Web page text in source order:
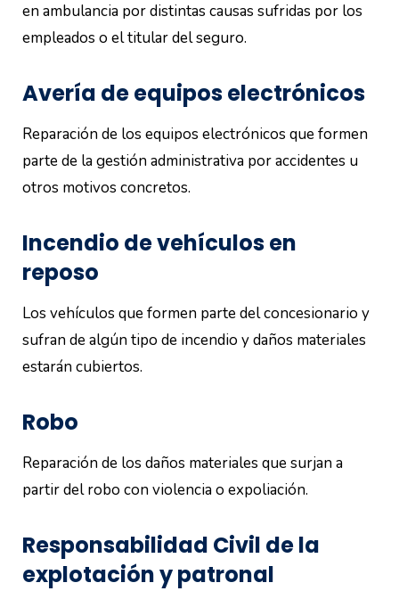
en ambulancia por distintas causas sufridas por los
empleados o el titular del seguro.
Avería de equipos electrónicos
Reparación de los equipos electrónicos que formen
parte de la gestión administrativa por accidentes u
otros motivos concretos.
Incendio de vehículos en
reposo
Los vehículos que formen parte del concesionario y
sufran de algún tipo de incendio y daños materiales
estarán cubiertos.
Robo
Reparación de los daños materiales que surjan a
partir del robo con violencia o expoliación.
Responsabilidad Civil de la
explotación y patronal